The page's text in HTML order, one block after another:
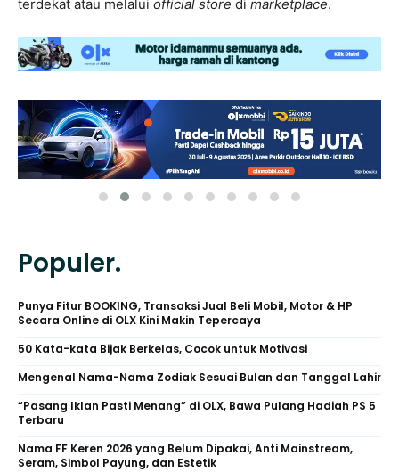
terdekat atau melalui official store di marketplace.
Populer.
Punya Fitur BOOKING, Transaksi Jual Beli Mobil, Motor & HP
Secara Online di OLX Kini Makin Tepercaya
50 Kata-kata Bijak Berkelas, Cocok untuk Motivasi
Mengenal Nama-Nama Zodiak Sesuai Bulan dan Tanggal Lahir
“Pasang Iklan Pasti Menang” di OLX, Bawa Pulang Hadiah PS 5
Terbaru
Nama FF Keren 2026 yang Belum Dipakai, Anti Mainstream,
Seram, Simbol Payung, dan Estetik